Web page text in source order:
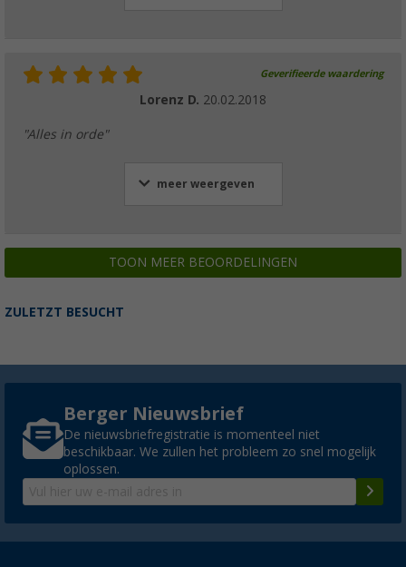
Geverifieerde waardering
Lorenz D. 20.02.2018
"Alles in orde"
meer weergeven
TOON MEER BEOORDELINGEN
ZULETZT BESUCHT
Berger Nieuwsbrief
De nieuwsbriefregistratie is momenteel niet
beschikbaar. We zullen het probleem zo snel mogelijk
oplossen.